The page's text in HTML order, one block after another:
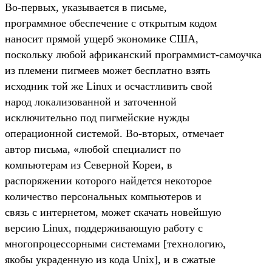
Во-первых, указывается в письме,
программное обеспечение с открытым кодом
наносит прямой ущерб экономике США,
поскольку любой африканский программист-самоучка
из племени пигмеев может бесплатно взять
исходник той же Linux и осчастливить свой
народ локализованной и заточенной
исключительно под пигмейские нужды
операционной системой. Во-вторых, отмечает
автор письма, «любой специалист по
компьютерам из Северной Кореи, в
распоряжении которого найдется некоторое
количество персональных компьютеров и
связь с интернетом, может скачать новейшую
версию Linux, поддерживающую работу с
многопроцессорными системами [технологию,
якобы украденную из кода Unix], и в сжатые